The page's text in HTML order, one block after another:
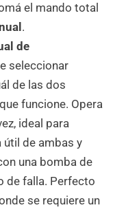
el mando total
.
de
seleccionar
de las dos
funcione. Opera
ideal para
útil de ambas y
una bomba de
de falla. Perfecto
se requiere un